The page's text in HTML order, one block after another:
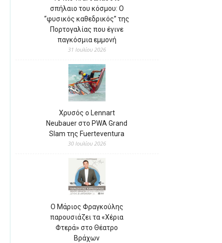
σπήλαιο του κόσμου: Ο
“φυσικός καθεδρικός” της
Πορτογαλίας που έγινε
παγκόσμια εμμονή
31 Ιουλίου 2026
Χρυσός ο Lennart
Neubauer στο PWA Grand
Slam της Fuerteventura
30 Ιουλίου 2026
Ο Μάριος Φραγκούλης
παρουσιάζει τα «Χέρια
Φτερά» στο Θέατρο
Βράχων